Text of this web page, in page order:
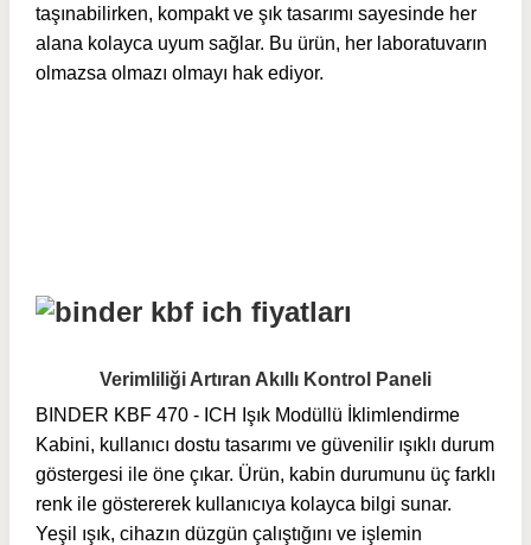
taşınabilirken, kompakt ve şık tasarımı sayesinde her
alana kolayca uyum sağlar. Bu ürün, her laboratuvarın
olmazsa olmazı olmayı hak ediyor.
Verimliliği Artıran Akıllı Kontrol Paneli
BINDER KBF 470 - ICH Işık Modüllü İklimlendirme
Kabini, kullanıcı dostu tasarımı ve güvenilir ışıklı durum
göstergesi ile öne çıkar. Ürün, kabin durumunu üç farklı
renk ile göstererek kullanıcıya kolayca bilgi sunar.
Yeşil ışık, cihazın düzgün çalıştığını ve işlemin